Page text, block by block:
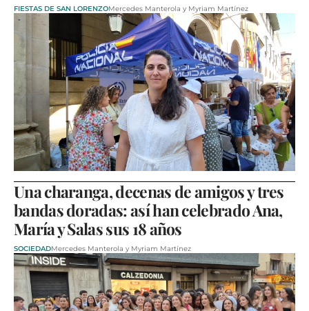
FIESTAS DE SAN LORENZOMercedes Manterola y Myriam Martínez
Una charanga, decenas de amigos y tres
bandas doradas: así han celebrado Ana,
María y Salas sus 18 años
SOCIEDADMercedes Manterola y Myriam Martínez